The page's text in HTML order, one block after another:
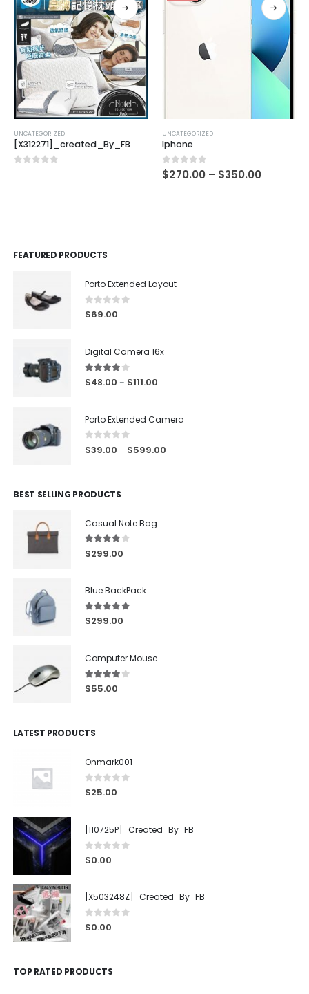
UNCATEGORIZED
[X312271]_created_By_FB
UNCATEGORIZED
Iphone
0out of 5
$270.00 – $350.00
FEATURED PRODUCTS
Porto Extended Layout
0out of 5
$69.00
Digital Camera 16x
4.00out of 5
$48.00 – $111.00
Porto Extended Camera
0 out of 5
$39.00 – $599.00
BEST SELLING PRODUCTS
Casual Note Bag
4.00out of 5
$299.00
Blue BackPack
5.00out of 5
$299.00
Computer Mouse
4.00out of 5
$55.00
LATEST PRODUCTS
Onmark001
0out of 5
$25.00
[110725P]_Created_By_FB
0 out of 5
$0.00
[X503248Z]_Created_By_FB
0out of 5
$0.00
TOP RATED PRODUCTS